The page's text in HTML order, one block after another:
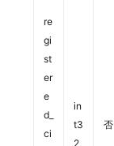
re
gi
st
er
e
d_
ci
in
t3
2
否